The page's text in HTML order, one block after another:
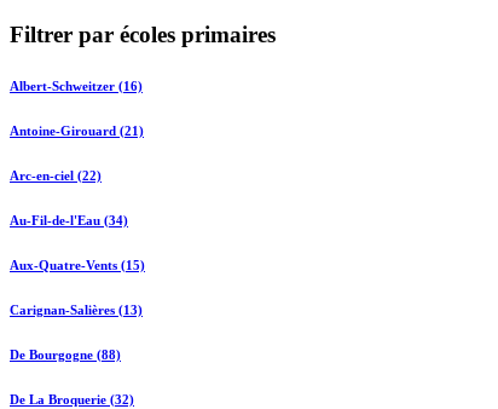
Filtrer par écoles primaires
Albert-Schweitzer (16)
Antoine-Girouard (21)
Arc-en-ciel (22)
Au-Fil-de-l'Eau (34)
Aux-Quatre-Vents (15)
Carignan-Salières (13)
De Bourgogne (88)
De La Broquerie (32)